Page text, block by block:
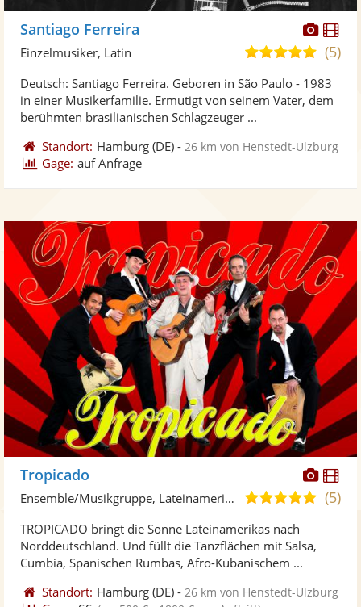
Fotos
Santiago Ferreira
5,0
5
(5)
Einzelmusiker, Latin
Deutsch: Santiago Ferreira. Geboren in São Paulo - 1983
in einer Musikerfamilie. Ermutigt von seinem Vater, dem
berühmten brasilianischen Schlagzeuger ...
Standort: Hamburg (DE) - 26 km von Henstedt-Ulzburg
Gage: auf Anfrage
Tropicado
4,9(5)
Ensemble/Musikgruppe, Lateinamerikanische Musik
TROPICADO bringt die Sonne Lateinamerikas nach
Norddeutschland. Und füllt die Tanzflächen mit Salsa,
Cumbia, Spanischen Rumbas, Afro-Kubanischem ...
Standort: Hamburg (DE) - 26 km von Henstedt-Ulzburg